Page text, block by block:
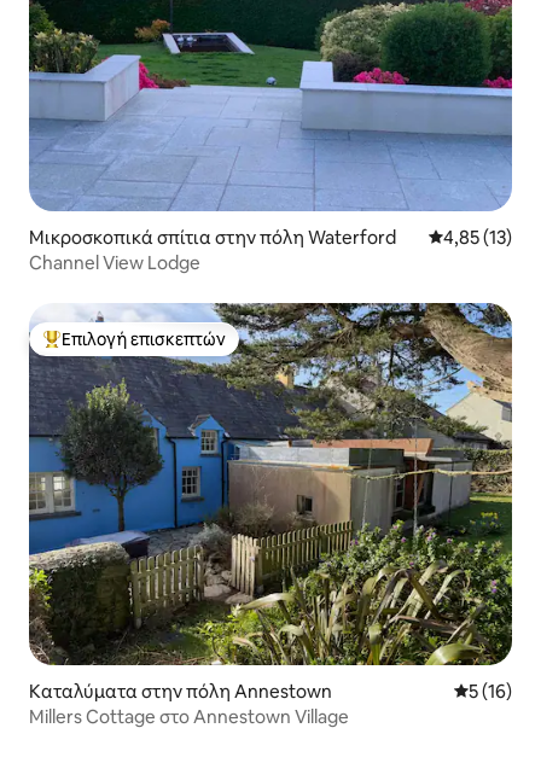
Μικροσκοπικά σπίτια στην πόλη Waterford Μέση
4,85 (13)
Channel View Lodge
Κορυφαία επιλογή επισκεπτών
Επιλογή επισκεπτών
Καταλύματα στην πόλη Annestown Μέση
5 (16)
Millers Cottage στο Annestown Village